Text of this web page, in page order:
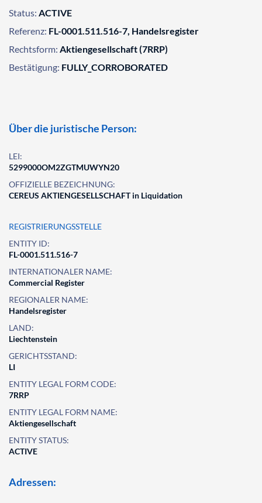
Status: ACTIVE
Referenz: FL-0001.511.516-7, Handelsregister
Rechtsform: Aktiengesellschaft (7RRP)
Bestätigung: FULLY_CORROBORATED
Über die juristische Person:
LEI:
5299000OM2ZGTMUWYN20
OFFIZIELLE BEZEICHNUNG:
CEREUS AKTIENGESELLSCHAFT in Liquidation
REGISTRIERUNGSSTELLE
ENTITY ID:
FL-0001.511.516-7
INTERNATIONALER NAME:
Commercial Register
REGIONALER NAME:
Handelsregister
LAND:
Liechtenstein
GERICHTSSTAND:
LI
ENTITY LEGAL FORM CODE:
7RRP
ENTITY LEGAL FORM NAME:
Aktiengesellschaft
ENTITY STATUS:
ACTIVE
Adressen: